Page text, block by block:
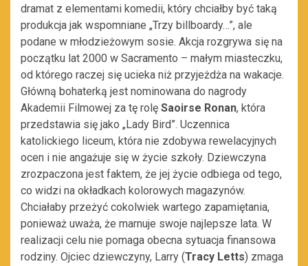
dramat z elementami komedii, który chciałby być taką
produkcja jak wspomniane „Trzy billboardy…”, ale
podane w młodzieżowym sosie. Akcja rozgrywa się na
początku lat 2000 w Sacramento – małym miasteczku,
od którego raczej się ucieka niż przyjeżdża na wakacje.
Główną bohaterką jest nominowana do nagrody
Akademii Filmowej za tę rolę Saoirse Ronan, która
przedstawia się jako „Lady Bird”. Uczennica
katolickiego liceum, która nie zdobywa rewelacyjnych
ocen i nie angażuje się w życie szkoły. Dziewczyna
zrozpaczona jest faktem, że jej życie odbiega od tego,
co widzi na okładkach kolorowych magazynów.
Chciałaby przeżyć cokolwiek wartego zapamiętania,
ponieważ uważa, że marnuje swoje najlepsze lata. W
realizacji celu nie pomaga obecna sytuacja finansowa
rodziny. Ojciec dziewczyny, Larry (Tracy Letts) zmaga